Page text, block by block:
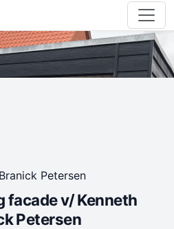
Petersen
facade v/ Kenneth
Petersen